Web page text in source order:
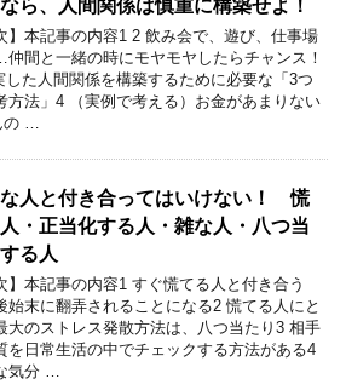
ら、人間関係は慎重に構築せよ！
】本記事の内容1 2 飲み会で、遊び、仕事場
間と一緒の時にモヤモヤしたらチャンス！
した人間関係を構築するために必要な「3つ
方法」4 （実例で考える）お金があまりない
…
人と付き合ってはいけない！ 慌
・正当化する人・雑な人・八つ当
る人
】本記事の内容1 すぐ慌てる人と付き合う
始末に翻弄されることになる2 慌てる人にと
大のストレス発散方法は、八つ当たり3 相手
を日常生活の中でチェックする方法がある4
気分 …